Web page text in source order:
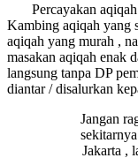
Percayakan aqiqah
Kambing aqiqah yang
aqiqah yang murah ,
masakan aqiqah enak
langsung tanpa DP
diantar / disalurkan
Jangan
Jakarta ,